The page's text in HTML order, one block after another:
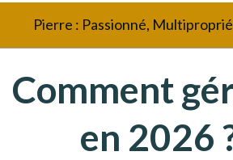
Pierre : Passionné,
Comment
en 2026